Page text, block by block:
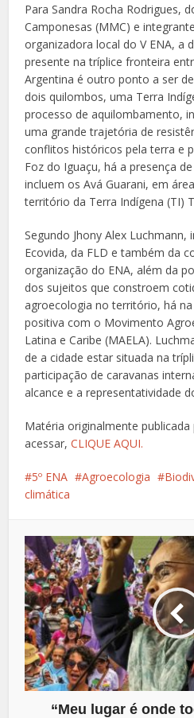
Para Sandra Rocha Rodrigues,
Camponesas (MMC) e
organizadora local do V ENA, a
presente na tríplice fronteira
Argentina é outro ponto a ser
dois quilombos, uma Terra
processo de aquilombamento,
uma grande trajetória de
conflitos históricos pela terra e
Foz do Iguaçu, há a presença
incluem os Avá Guarani, em
território da Terra Indígena (TI)
Segundo Jhony Alex Luchmann,
Ecovida, da FLD e também da
organização do ENA, além da
dos sujeitos que constroem
agroecologia no território, há
positiva com o Movimento
Latina e Caribe (MAELA).
de a cidade estar situada na
participação de caravanas
alcance e a representatividade
Matéria originalmente
acessar,CLIQUE AQUI.
5º ENA Agroecologia
climática
“Meu lugar é onde